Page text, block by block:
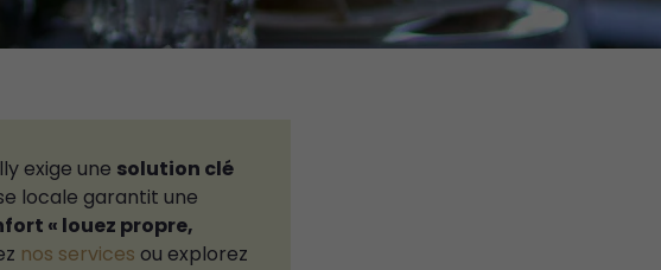
exige une solution clé
locale garantit une
« louez propre,
nos services ou explorez